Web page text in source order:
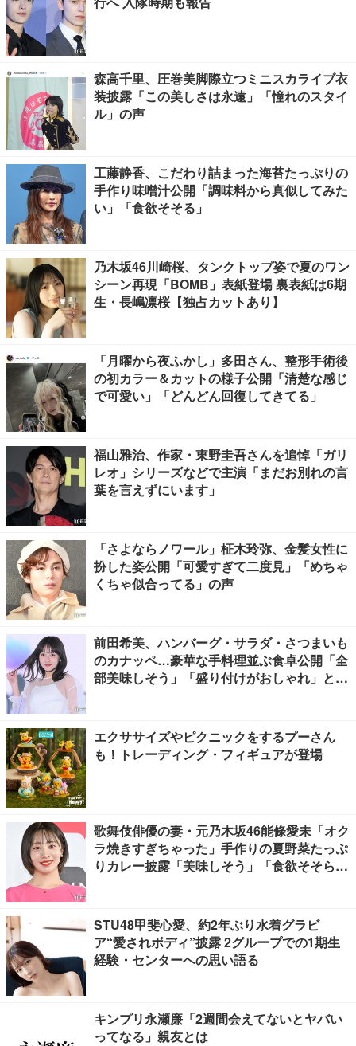
森高千里、圧巻美脚際立つミニスカライブ衣
装披露「この美しさは永遠」「憧れのスタイ
ル」の声
工藤静香、こだわり詰まった海苔たっぷりの
手作り味噌汁公開「調味料から真似してみた
い」「食欲そそる」
乃木坂46川崎桜、タンクトップ姿で夏のワン
シーン再現「BOMB」表紙登場 裏表紙は6期
生・長嶋凛桜【独占カットあり】
「月曜から夜ふかし」多田さん、整形手術後
の初カラー＆カットの様子公開「清楚な感じ
で可愛い」「どんどん回復してきてる」
福山雅治、作家・東野圭吾さんを追悼「ガリ
レオ」シリーズなどで主演「まだお別れの言
葉を言えずにいます」
「さよならノワール」柾木玲弥、金髪女性に
扮した姿公開「可愛すぎて二度見」「めちゃ
くちゃ似合ってる」の声
前田希美、ハンバーグ・サラダ・さつまいも
のカナッペ…豪華な手料理並ぶ食卓公開「全
部美味しそう」「盛り付けがおしゃれ」と絶
エクササイズやピクニックをするプーさん
も！トレーディング・フィギュアが登場
歌舞伎俳優の妻・元乃木坂46能條愛未「オク
ラ焼きすぎちゃった」手作りの夏野菜たっぷ
りカレー披露「美味しそう」「食欲そそられ
STU48甲斐心愛、約2年ぶり水着グラビ
ア“愛されボディ”披露 2グループでの1期生
経験・センターへの思い語る
キンプリ永瀬廉「2週間会えてないとヤバい
ってなる」親友とは